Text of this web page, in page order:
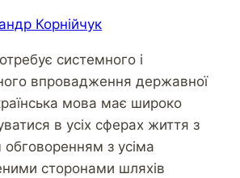
Корнійчук
системного і
впровадження державної
мова має широко
в усіх сферах життя з
з усіма
сторонами шляхів